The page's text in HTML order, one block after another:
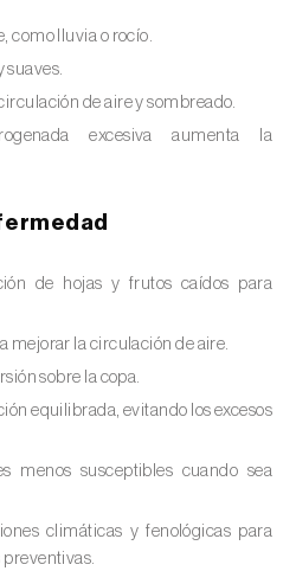
como lluvia o rocío.
suaves.
de aire y sombreado.
excesiva aumenta la
de hojas y frutos caídos para
mejorar la circulación de aire.
sobre la copa.
equilibrada, evitando los excesos
menos susceptibles cuando sea
climáticas y fenológicas para
preventivas.